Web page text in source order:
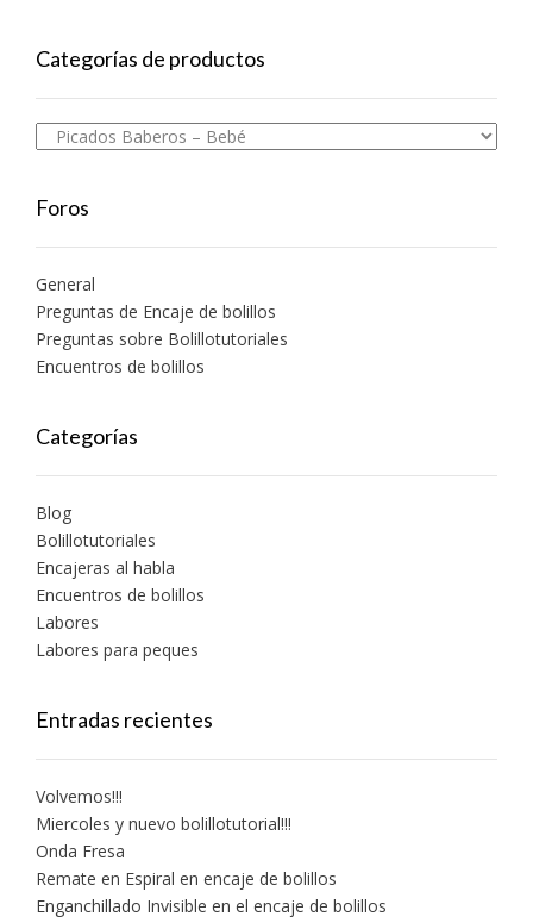
Categorías de productos
Foros
General
Preguntas de Encaje de bolillos
Preguntas sobre Bolillotutoriales
Encuentros de bolillos
Categorías
Blog
Bolillotutoriales
Encajeras al habla
Encuentros de bolillos
Labores
Labores para peques
Entradas recientes
Volvemos!!!
Miercoles y nuevo bolillotutorial!!!
Onda Fresa
Remate en Espiral en encaje de bolillos
Enganchillado Invisible en el encaje de bolillos